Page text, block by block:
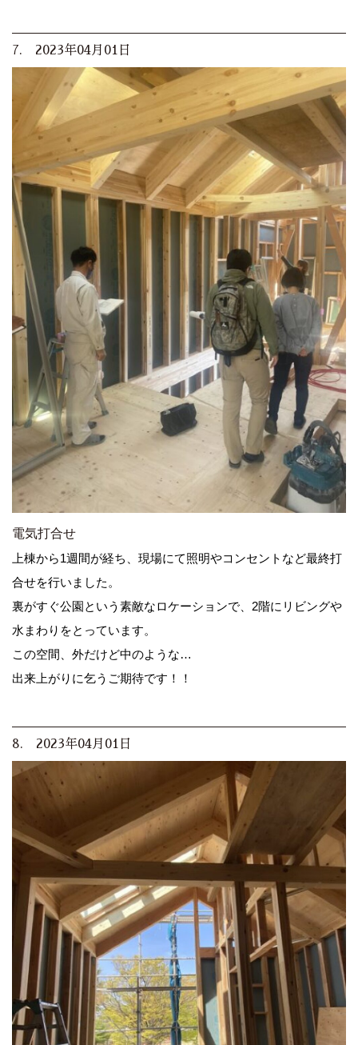
7. 2023年04月01日
電気打合せ
上棟から1週間が経ち、現場にて照明やコンセントなど最終打
合せを行いました。
裏がすぐ公園という素敵なロケーションで、2階にリビングや
水まわりをとっています。
この空間、外だけど中のような…
出来上がりに乞うご期待です！！
8. 2023年04月01日